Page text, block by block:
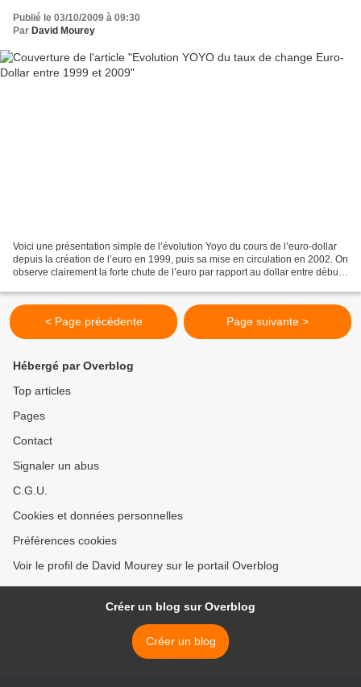
Publié le 03/10/2009 à 09:30
Par David Mourey
Voici une présentation simple de l’évolution Yoyo du cours de l’euro-dollar
depuis la création de l’euro en 1999, puis sa mise en circulation en 2002. On
observe clairement la forte chute de l’euro par rapport au dollar entre début
< Page précédente Page suivante >
Hébergé par Overblog
Top articles
Pages
Contact
Signaler un abus
C.G.U.
Cookies et données personnelles
Préférences cookies
Voir le profil de David Mourey sur le portail Overblog
Créer un blog sur Overblog
Créer un blog